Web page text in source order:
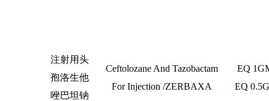
注射用头
孢洛生他
唑巴坦钠
Ceftolozane And Tazobactam
For Injection /ZERBAXA
EQ
EQ